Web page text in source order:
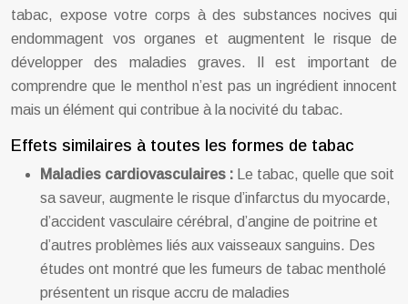
tabac, expose votre corps à des substances nocives qui
endommagent vos organes et augmentent le risque de
développer des maladies graves. Il est important de
comprendre que le menthol n’est pas un ingrédient innocent
mais un élément qui contribue à la nocivité du tabac.
Effets similaires à toutes les formes de tabac
Maladies cardiovasculaires :
Le tabac, quelle que soit
sa saveur, augmente le risque d’infarctus du myocarde,
d’accident vasculaire cérébral, d’angine de poitrine et
d’autres problèmes liés aux vaisseaux sanguins. Des
études ont montré que les fumeurs de tabac mentholé
présentent un risque accru de maladies